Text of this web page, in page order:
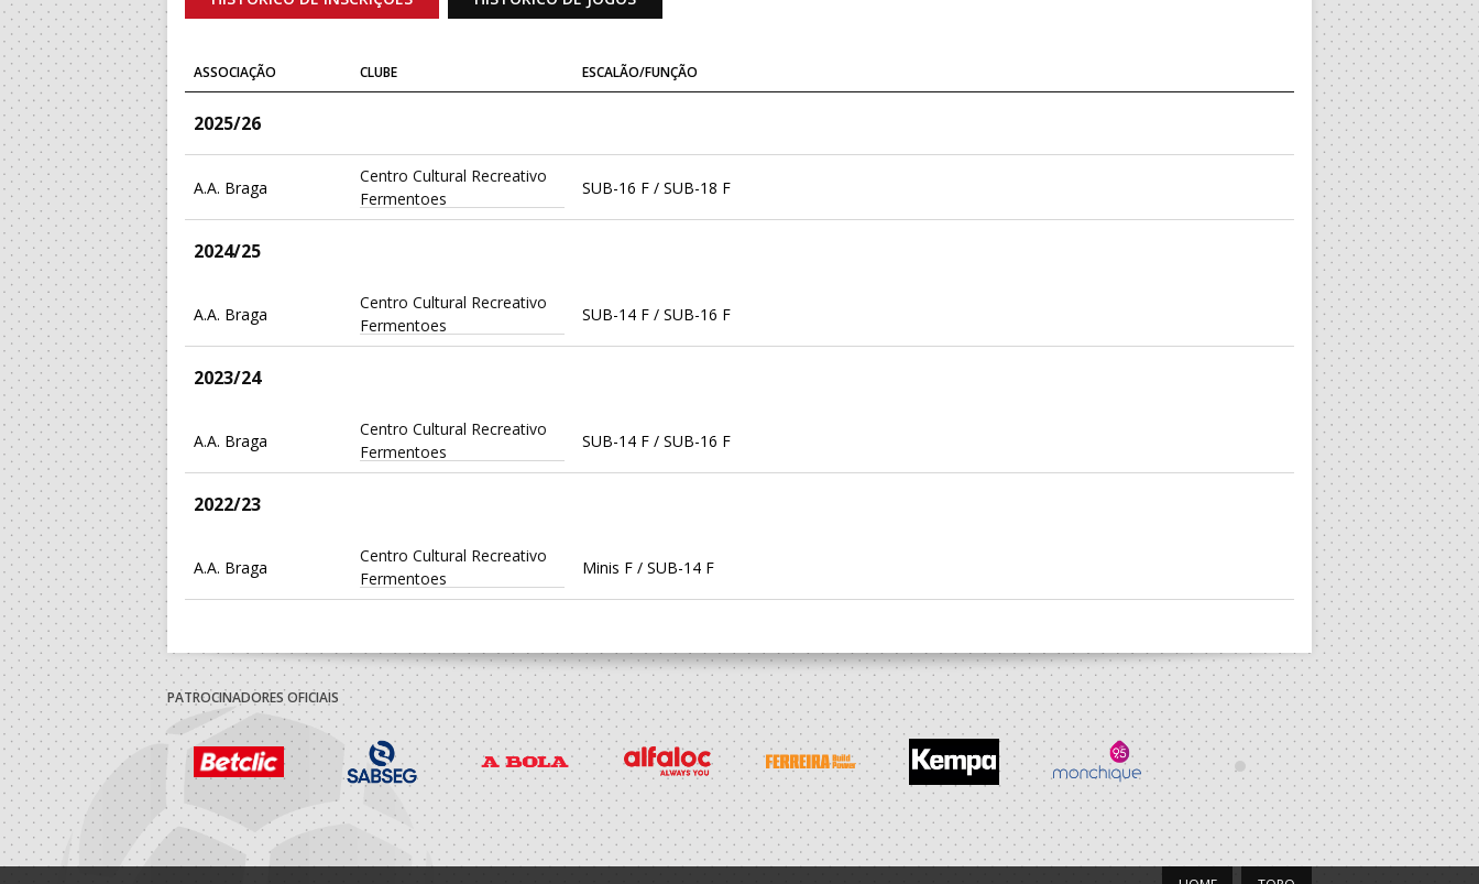
ASSOCIAÇÃO CLUBE ESCALÃO/FUNÇÃO
2025/26
A.A. Braga
Centro Cultural Recreativo
Fermentoes
SUB-16 F / SUB-18 F
2024/25
A.A. Braga
Centro Cultural Recreativo
Fermentoes
SUB-14 F / SUB-16 F
2023/24
A.A. Braga
Centro Cultural Recreativo
Fermentoes
SUB-14 F / SUB-16 F
2022/23
A.A. Braga
Centro Cultural Recreativo
Fermentoes
Minis F / SUB-14 F
PATROCINADORES OFICIAIS